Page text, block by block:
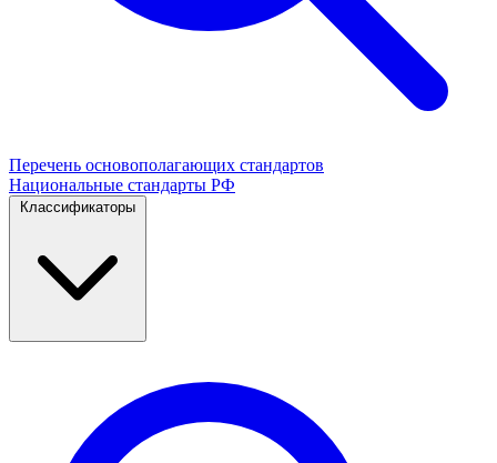
Перечень основополагающих стандартов
Национальные стандарты РФ
Классификаторы